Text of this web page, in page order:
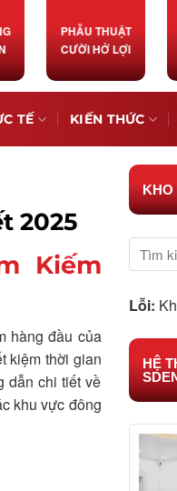
PHẪU THUẬT
CƯỜI HỞ LỢI
TẾ KIẾN THỨC
2025
Kiếm
hàng đầu của
kiệm thời gian
dẫn chi tiết về
khu vực đông
KHO
Lỗi:
HỆ